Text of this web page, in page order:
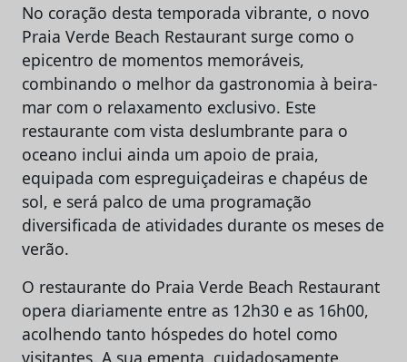
No coração desta temporada vibrante, o novo
Praia Verde Beach Restaurant surge como o
epicentro de momentos memoráveis,
combinando o melhor da gastronomia à beira-
mar com o relaxamento exclusivo. Este
restaurante com vista deslumbrante para o
oceano inclui ainda um apoio de praia,
equipada com espreguiçadeiras e chapéus de
sol, e será palco de uma programação
diversificada de atividades durante os meses de
verão.
O restaurante do Praia Verde Beach Restaurant
opera diariamente entre as 12h30 e as 16h00,
acolhendo tanto hóspedes do hotel como
visitantes. A sua ementa, cuidadosamente